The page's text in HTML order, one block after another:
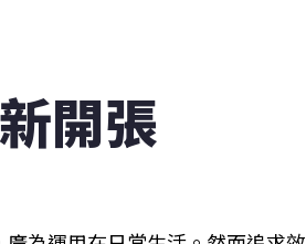
開張